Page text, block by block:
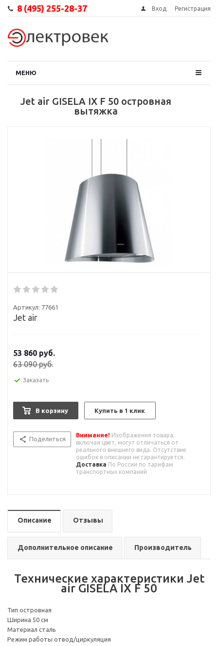
8 (495) 255-28-37 Вход Регистрация
МЕНЮ
Jet air GISELA IX F 50 островная
вытяжка
Артикул: 77661
Jet air
53 860 руб.
63 090руб.
Заказать
В корзину Купить в 1 клик
Поделиться
Внимание! Изображения товара,
включая цвет, могут отличаться от
реального внешнего вида. Отсутствие
ошибок в описании не гарантируется.
Доставка По России по тарифам
транспортных компаний
Описание Отзывы
Дополнительное описание Производитель
Технические характеристики Jet
air GISELA IX F 50
Тип островная
Ширина 50 см
Материал сталь
Режим работы отвод/циркуляция